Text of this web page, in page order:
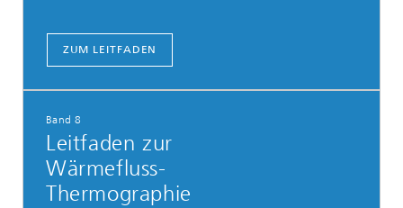
ZUM LEITFADEN
Band 8
Leitfaden zur
Wärmefluss-
Thermographie